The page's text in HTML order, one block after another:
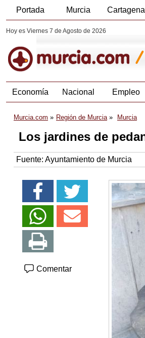
Portada Murcia Cartagena
Hoy es Viernes 7 de Agosto de 2026
Economía Nacional Empleo
Murcia.com Región de Murcia Murcia
Los jardines de
Fuente: Ayuntamiento de Murcia
Comentar